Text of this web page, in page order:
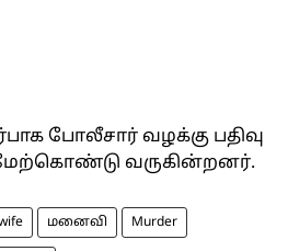
போலீசார் வழக்கு பதிவு
வருகின்றனர்.
மனைவி Murder